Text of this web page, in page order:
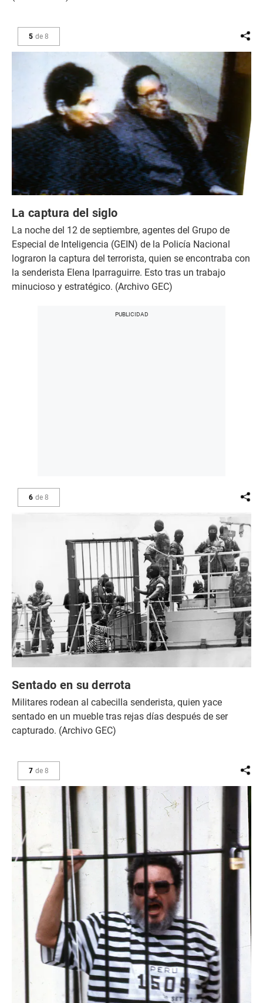
5 de 8
La captura del siglo
La noche del 12 de septiembre, agentes del Grupo de
Especial de Inteligencia (GEIN) de la Policía Nacional
lograron la captura del terrorista, quien se encontraba con
la senderista Elena Iparraguirre. Esto tras un trabajo
minucioso y estratégico. (Archivo GEC)
6 de 8
Sentado en su derrota
Militares rodean al cabecilla senderista, quien yace
sentado en un mueble tras rejas días después de ser
capturado. (Archivo GEC)
7 de 8